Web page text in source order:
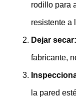
rodillo para
resistente a
Dejar secar:
fabricante,
Inspeccion
la pared